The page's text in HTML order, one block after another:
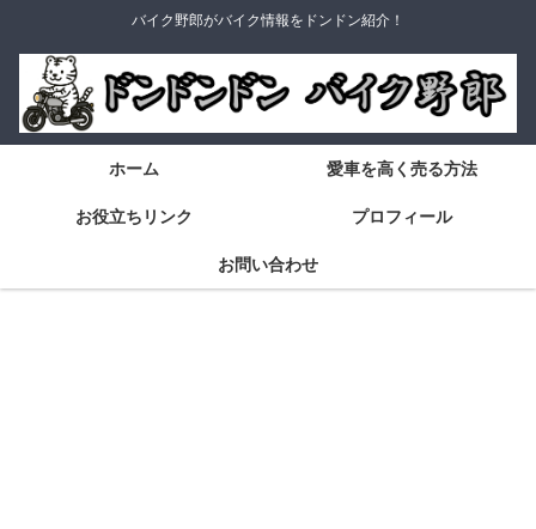
バイク野郎がバイク情報をドンドン紹介！
ホーム 愛車を高く売る方法
お役立ちリンク プロフィール
お問い合わせ